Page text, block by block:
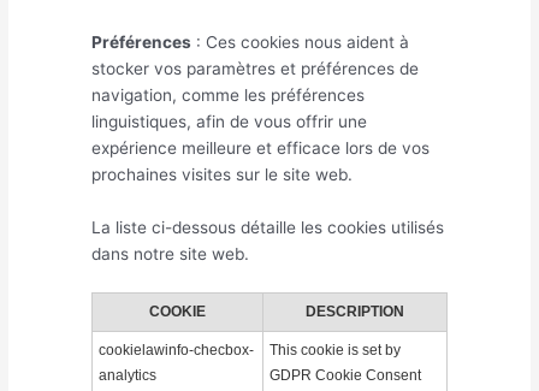
Préférences: Ces cookies nous aident à
stocker vos paramètres et préférences de
navigation, comme les préférences
linguistiques, afin de vous offrir une
expérience meilleure et efficace lors de vos
prochaines visites sur le site web.
La liste ci-dessous détaille les cookies utilisés
dans notre site web.
COOKIE DESCRIPTION
cookielawinfo-checbox-
analytics
This cookie is set by
GDPR Cookie Consent